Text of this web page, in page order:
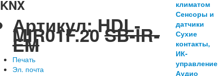
KNX
Артикул:HDL-
MIR01F.20SB-IR-
EM
Печать
Эл. почта
климатом
Сенсоры и
датчики
Сухие
контакты,
ИК-
управление
Аудио